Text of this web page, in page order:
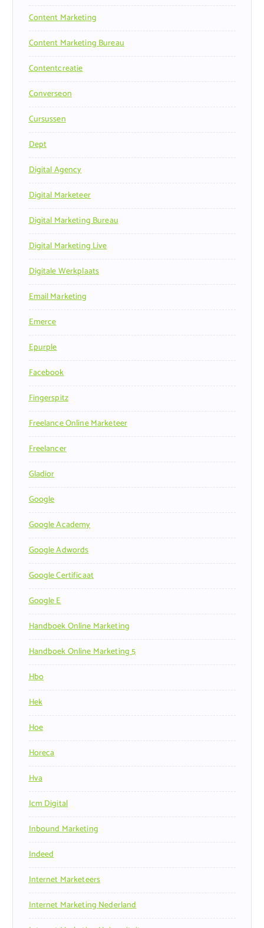
Content Marketing
Content Marketing Bureau
Contentcreatie
Converseon
Cursussen
Dept
Digital Agency
Digital Marketeer
Digital Marketing Bureau
Digital Marketing Live
Digitale Werkplaats
Email Marketing
Emerce
Epurple
Facebook
Fingerspitz
Freelance Online Marketeer
Freelancer
Gladior
Google
Google Academy
Google Adwords
Google Certificaat
Google E
Handboek Online Marketing
Handboek Online Marketing 5
Hbo
Hek
Hoe
Horeca
Hva
Icm Digital
Inbound Marketing
Indeed
Internet Marketeers
Internet Marketing Nederland